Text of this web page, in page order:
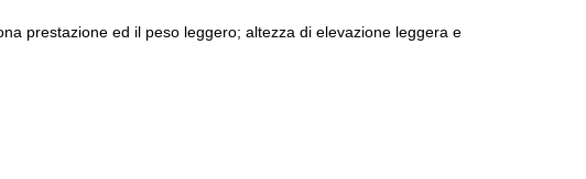
prestazione ed il peso leggero; altezza di elevazione leggera e